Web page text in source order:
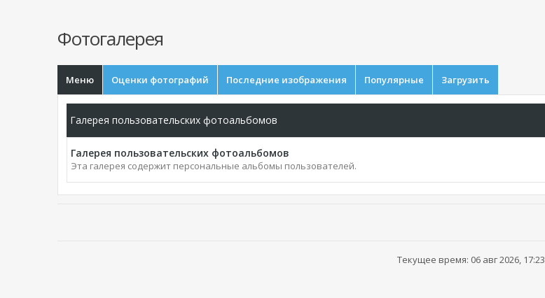
Фотогалерея
Меню Оценки фотографий Последние изображения Популярные Загрузить
Галерея пользовательских фотоальбомов
Галерея пользовательских фотоальбомов
Эта галерея содержит персональные альбомы пользователей.
Текущее время: 06 авг 2026, 17:23